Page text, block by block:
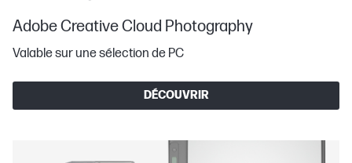
Adobe Creative Cloud Photography
Valable sur une sélection de PC
DÉCOUVRIR